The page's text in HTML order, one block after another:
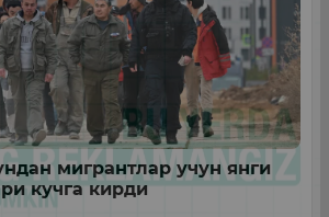
мигрантлар учун янги
кучга кирди